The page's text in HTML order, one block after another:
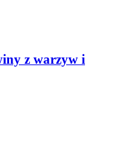
z warzyw i